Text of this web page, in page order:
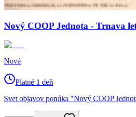
Nový COOP Jednota - Trnava
Nové
Platné 1 deň
Svet objavov ponúka "Nový COOP